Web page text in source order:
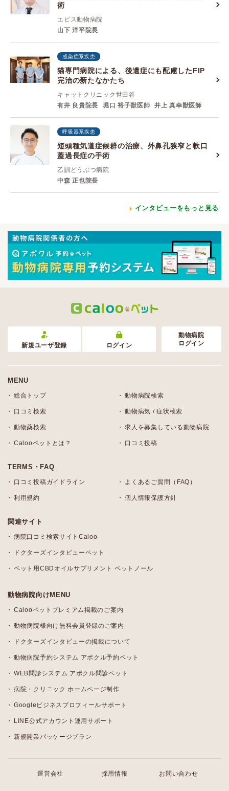
術
エビス動物病院
山下 洋平院長
感染症系疾患
猫専門病院による、後遺症にも配慮したFIP
完治の新たなかたち
キャットクリニック世田谷
有井 良貴院長
堀口 裕子獣医師 井上 真幸獣医師
呼吸器系疾患
短頭種気道症候群の治療、外鼻孔狭窄と軟口
蓋過長症の手術
乙訓どうぶつ病院
中森 正也院長
インタビューをもっと見る
新規ユーザ登録 ログイン
動物病院
ログイン
MENU
総合トップ 動物病院検索
口コミ検索 動物病気 / 症状検索
動物薬検索 求人を募集している動物病院
Calooペットとは？ 口コミ投稿
TERMS・FAQ
口コミ投稿ガイドライン よくあるご質問（FAQ）
利用規約 個人情報保護方針
関連サイト
病院口コミ検索サイトCaloo
ドクターズインタビューペット
ペット用CBDオイルサプリメント ペットノール
動物病院向けMENU
Calooペットプレミアム掲載のご案内
動物病院様向け無料会員登録のご案内
ドクターズインタビューの掲載について
動物病院予約システム アポクル予約ペット
WEB問診システム アポクル問診ペット
病院・クリニック ホームページ制作
Googleビジネスプロフィールサポート
LINE公式アカウント運用サポート
新規開業パッケージプラン
運営会社 採用情報 お問い合わせ